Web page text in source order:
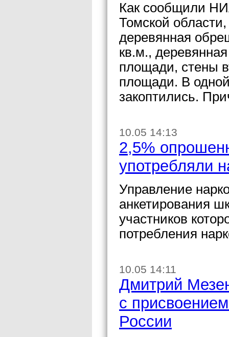
Как сообщили
Томской
деревянная
кв.м.,
площади, стены
площади. В
закоптились.
10.05 14:13
2,5%
употребляли
Управление
анкетирования
участников
потребления
10.05 14:11
Дмитрий
с
России